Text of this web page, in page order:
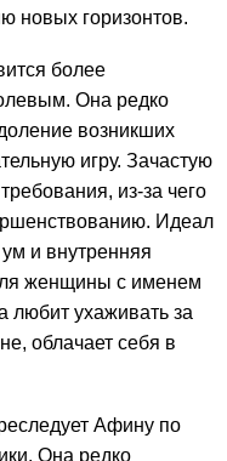
новых горизонтов.
более
Она редко
возникших
игру. Зачастую
из-за чего
Идеал
и внутренняя
женщины с именем
любит ухаживать за
облачает себя в
Афину по
Она редко